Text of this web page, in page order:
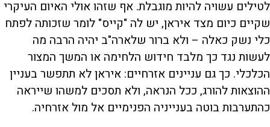
לטילים עשויה להיות מוגבלת. אף שזהו אולי האיום העיקרי
שקיים כיום מצד איראן, יש לה "קייס" לומר שזכותה לפתח
כלי נשק כאלה – ולא ברור שלארה"ב יהיה הרבה מה
לעשות נגד כך מלבד חידוש הלחימה או המשך המצור
הכלכלי. כך גם עניינים אזרחיים: איראן לא תתפשר בעניין
ההוצאות להורג, ככל הנראה, ולא תסכים למשהו שייראה
כהתערבות בוטה בענייניה הפנימיים אל מול אזרחיה.